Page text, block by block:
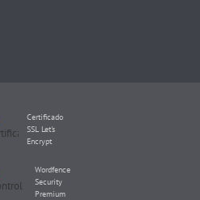
Certificado
SSL Let's
Encrypt
Wordfence
Security
Premium